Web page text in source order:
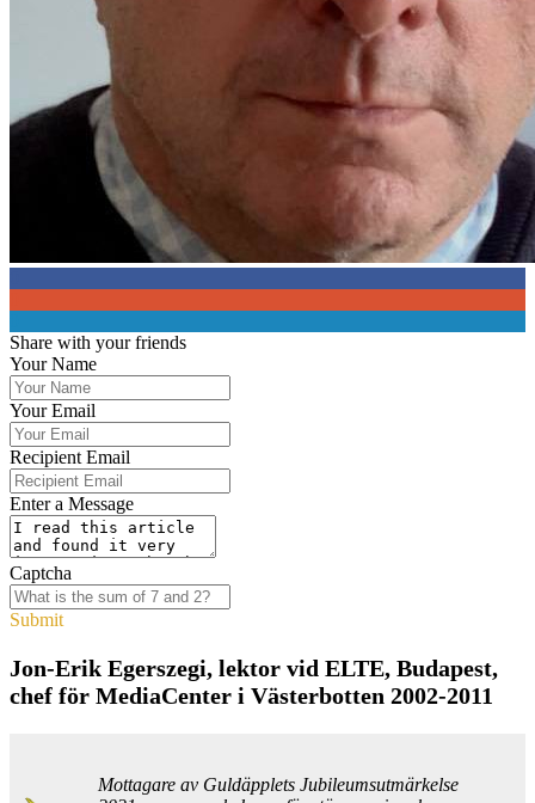
Share with your friends
Your Name
Your Email
Recipient Email
Enter a Message
Captcha
Submit
Jon-Erik Egerszegi, lektor vid ELTE, Budapest,
chef för MediaCenter i Västerbotten 2002-2011
Mottagare av Guldäpplets Jubileumsutmärkelse